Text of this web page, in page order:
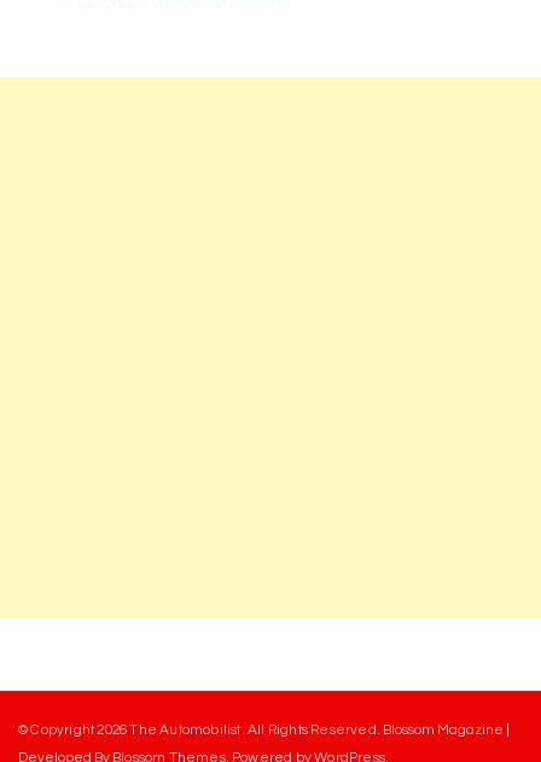
© Copyright 2026The Automobilist. All Rights Reserved. Blossom Magazine |
Developed By Blossom Themes. Powered byWordPress